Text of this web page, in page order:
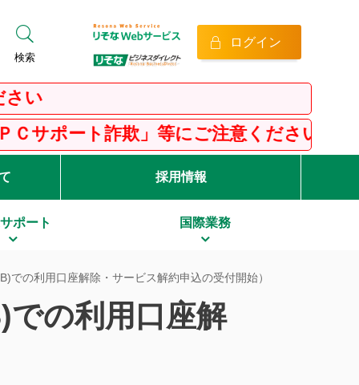
検索
ログイン
欺」等にご注意ください！
採用情報
ポート 国際業務
での利用口座解除・サービス解約申込の受付開始）
の利用口座解